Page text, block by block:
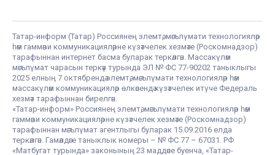
Татар-информ (Татар) Россиянең элемтә, мәгълүмати технологияләр
һәм гаммәви коммуникацияләрне күзәтчелек хезмәте (Роскомнадзор)
тарафыннан интернет басма буларак теркәлгән. Массакүләм
мәгълүмат чарасын теркәү турында ЭЛ № ФС 77-90202 таныклыгы
2025 елның 7 октябрендә элемтә, мәгълүмати технологияләр һәм
массакүләм коммуникацияләр өлкәсендә күзәтчелек итүче Федераль
хезмәт тарафыннан бирелгән.
«Татар-информ» Россиянең элемтә, мәгълүмати технологияләр һәм
гаммәви коммуникацияләрне күзәтчелек хезмәте (Роскомнадзор)
тарафыннан мәгълүмат агентлыгы буларак 15.09.2016 елда
теркәлгән. Гамәлдәге таныклык номеры – № ФС 77 – 67031. РФ
«Матбугат турында» законының 23 маддәсе буенча, «Татар-